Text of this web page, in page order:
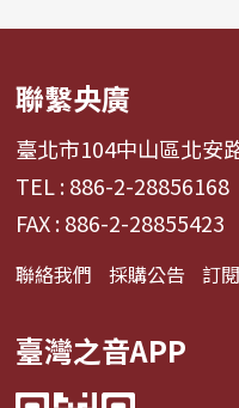
聯繫央廣
臺北市104中山區北安
TEL : 886-2-28856168
FAX : 886-2-28855423
聯絡我們 採購公告 訂
臺灣之音APP